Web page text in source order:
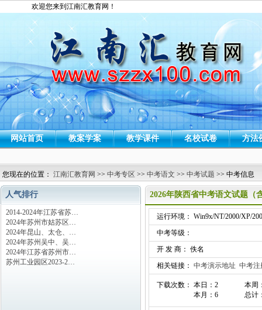
欢迎您来到江南汇教育网！
网站首页 教案学案 教学课件 名校试卷 方法
您现在的位置： 江南汇教育网 >> 中考专区 >> 中考语文 >> 中考试题 >> 中考信息
人气排行
2014-2024年江苏省苏…
2024年苏州市姑苏区…
2024年昆山、太仓、…
2024年苏州吴中、吴…
2024年江苏省苏州市…
苏州工业园区2023-2…
2026年陕西省中考语文试题（
运行环境： Win9x/NT/2000/XP/
中考等级：
开 发 商： 佚名
相关链接： 中考演示地址 中考注
下载次数： 本日：2
本月：6
本周
总计